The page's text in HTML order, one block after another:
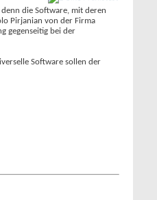
die Software, mit deren
Pirjanian von der Firma
gegenseitig bei der
Software sollen der